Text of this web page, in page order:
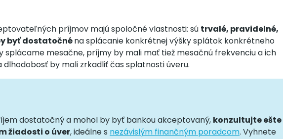
príjmov majú spoločné vlastnosti: sú trvalé, pravidelné,
byť dostatočnéna splácanie konkrétnej výšky splátok konkrétneho
splácame mesačne, príjmy by mali mať tiež mesačnú frekvenciu a ich
by mali zrkadliť čas splatnosti úveru.
dostatočný a mohol by byť bankou akceptovaný, konzultujte ešte
žiadosti o úver, ideálne s nezávislým finančným poradcom. Vyhnete